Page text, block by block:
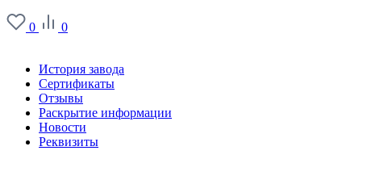
0
0
История завода
Сертификаты
Отзывы
Раскрытие информации
Новости
Реквизиты